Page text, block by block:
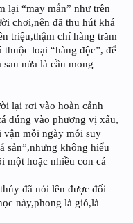
lại “may mắn” như trên
chơi,nên đã thu hút khá
triệu,thậm chí hàng trăm
thuộc loại “hàng độc”, để
nửa là cầu mong
lại rơi vào hoàn cảnh
đúng vào phương vị xấu,
mỗi ngày mỗi suy
sản”,nhưng không hiểu
một hoặc nhiều con cá
đã nói lên được đối
này,phong là gió,là